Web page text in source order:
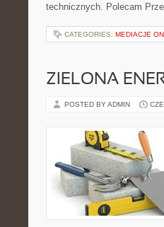
technicznych. Polecam
CATEGORIES: MEDIACJE
ZIELONA
POSTED BY ADMIN